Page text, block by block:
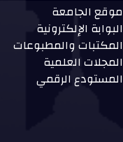
موقع الجامعة
البوابة الإلكترونية
المكتبات والمطبوعات
المجلات العلمية
المستودع الرقمي